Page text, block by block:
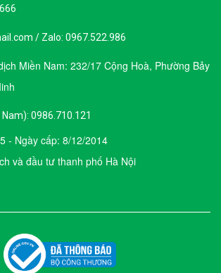
/ Zalo: 0967.522.986
Miền Nam: 232/17 Cộng Hoà, Phường Bảy
0986.710.121
- Ngày cấp: 8/12/2014
và đầu tư thanh phố Hà Nội